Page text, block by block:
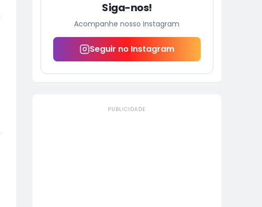
Siga-nos!
Acompanhe nosso Instagram
Seguir no Instagram
PUBLICIDADE